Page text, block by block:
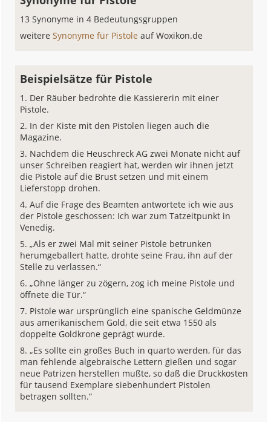
13 Synonyme in 4 Bedeutungsgruppen
weitereSynonyme für Pistoleauf Woxikon.de
Beispielsätze für Pistole
Der Räuber bedrohte die Kassiererin mit einer
Pistole.
In der Kiste mit den Pistolen liegen auch die
Magazine.
Nachdem die Heuschreck AG zwei Monate nicht auf
unser Schreiben reagiert hat, werden wir ihnen jetzt
die Pistole auf die Brust setzen und mit einem
Lieferstopp drohen.
Auf die Frage des Beamten antwortete ich wie aus
der Pistole geschossen: Ich war zum Tatzeitpunkt in
Venedig.
„Als er zwei Mal mit seiner Pistole betrunken
herumgeballert hatte, drohte seine Frau, ihn auf der
Stelle zu verlassen.“
„Ohne länger zu zögern, zog ich meine Pistole und
öffnete die Tür.“
Pistole war ursprünglich eine spanische Geldmünze
aus amerikanischem Gold, die seit etwa 1550 als
doppelte Goldkrone geprägt wurde.
„Es sollte ein großes Buch in quarto werden, für das
man fehlende algebraische Lettern gießen und sogar
neue Patrizen herstellen mußte, so daß die Druckkosten
für tausend Exemplare siebenhundert Pistolen
betragen sollten.“